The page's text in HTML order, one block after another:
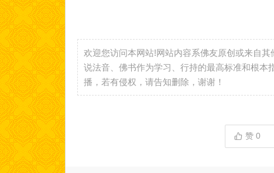
欢迎您访问本网站!网站内容系佛友原创或来自
说法音、佛书作为学习、行持的最高标准和根
播，若有侵权，请告知删除，谢谢！
赞0